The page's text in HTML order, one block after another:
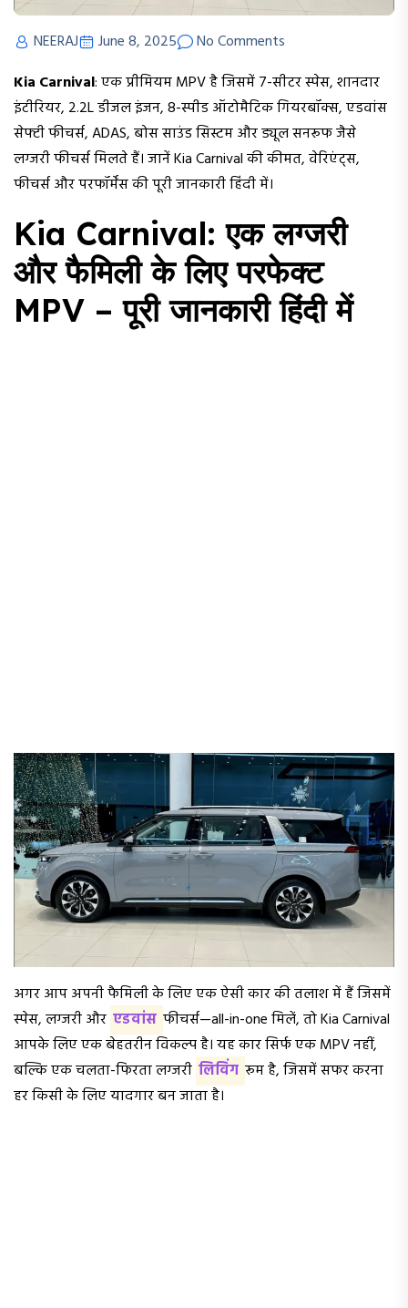
NEERAJ June 8, 2025
No Comments
Kia Carnival: एक प्रीमियम MPV है जिसमें 7-सीटर स्पेस, शानदार
इंटीरियर, 2.2L डीजल इंजन, 8-स्पीड ऑटोमैटिक गियरबॉक्स, एडवांस
सेफ्टी फीचर्स, ADAS, बोस साउंड सिस्टम और ड्यूल सनरूफ जैसे
लग्जरी फीचर्स मिलते हैं। जानें Kia Carnival की कीमत, वेरिएंट्स,
फीचर्स और परफॉर्मेंस की पूरी जानकारी हिंदी में।
Kia Carnival: एक लग्जरी
और फैमिली के लिए परफेक्ट
MPV – पूरी जानकारी हिंदी में
अगर आप अपनी फैमिली के लिए एक ऐसी कार की तलाश में हैं जिसमें
स्पेस, लग्जरी और एडवांस फीचर्स—all-in-one मिलें, तो Kia Carnival
आपके लिए एक बेहतरीन विकल्प है। यह कार सिर्फ एक MPV नहीं,
बल्कि एक चलता-फिरता लग्जरी लिविंग रूम है, जिसमें सफर करना
हर किसी के लिए यादगार बन जाता है।